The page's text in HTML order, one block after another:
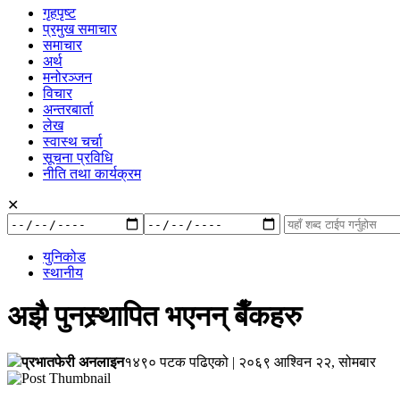
गृहपृष्ट
प्रमुख समाचार
समाचार
अर्थ
मनोरञ्जन
विचार
अन्तरबार्ता
लेख
स्वास्थ चर्चा
सूचना प्रविधि
नीति तथा कार्यक्रम
✕
अनुसार:
युनिकोड
स्थानीय
अझै पुनस्र्थापित भएनन् बैँकहरु
प्रभातफेरी अनलाइन१४९० पटक पढिएको | २०६९ आश्विन २२, सोमबार